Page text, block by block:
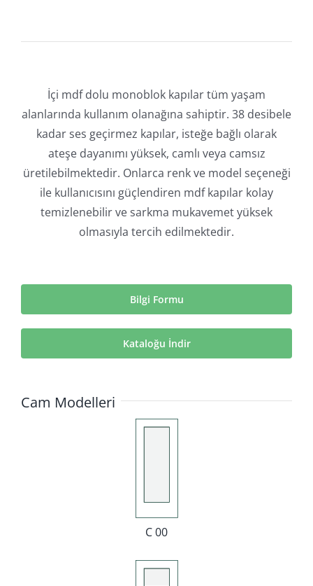
İçi mdf dolu monoblok kapılar tüm yaşam
alanlarında kullanım olanağına sahiptir. 38 desibele
kadar ses geçirmez kapılar, isteğe bağlı olarak
ateşe dayanımı yüksek, camlı veya camsız
üretilebilmektedir. Onlarca renk ve model seçeneği
ile kullanıcısını güçlendiren mdf kapılar kolay
temizlenebilir ve sarkma mukavemet yüksek
olmasıyla tercih edilmektedir.
Bilgi Formu
Kataloğu İndir
Cam Modelleri
C 00